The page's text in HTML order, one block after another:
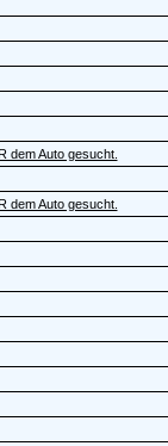
dem Auto gesucht.
dem Auto gesucht.